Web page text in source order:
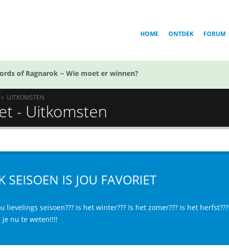
HOME ONTDEK FORUM
of Ragnarok ~ Wie moet er winnen?
UITKOMSTEN
- Uitkomsten
SEISOEN IS JOU FAVORIET
lievelings seisoen??? Is het winter??? Is het zomer???Is het herfst???
je nu te weten!!!!